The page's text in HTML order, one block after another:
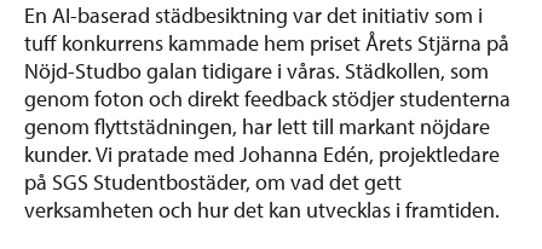
En AI-baserad städbesiktning var det initiativ som i
tuff konkurrens kammade hem priset Årets Stjärna på
Nöjd-Studbo galan tidigare i våras. Städkollen, som
genom foton och direkt feedback stödjer studenterna
genom flyttstädningen, har lett till markant nöjdare
kunder. Vi pratade med Johanna Edén, projektledare
på SGS Studentbostäder, om vad det gett
verksamheten och hur det kan utvecklas i framtiden.